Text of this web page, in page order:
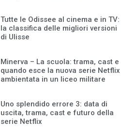
Tutte le Odissee al cinema e in TV:
la classifica delle migliori versioni
di Ulisse
Minerva – La scuola: trama, cast e
quando esce la nuova serie Netflix
ambientata in un liceo militare
Uno splendido errore 3: data di
uscita, trama, cast e futuro della
serie Netflix